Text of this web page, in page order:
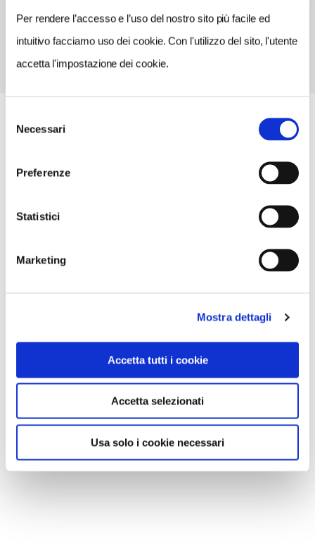
Per rendere l’accesso e l’uso del nostro sito più facile ed
intuitivo facciamo uso dei cookie. Con l'utilizzo del sito, l'utente
accetta l'impostazione dei cookie.
delNecessari
Preferenze
Statistici
Marketing
Mostra dettagli
Accetta tutti i cookie
Accetta selezionati
Usa solo i cookie necessari
49288081